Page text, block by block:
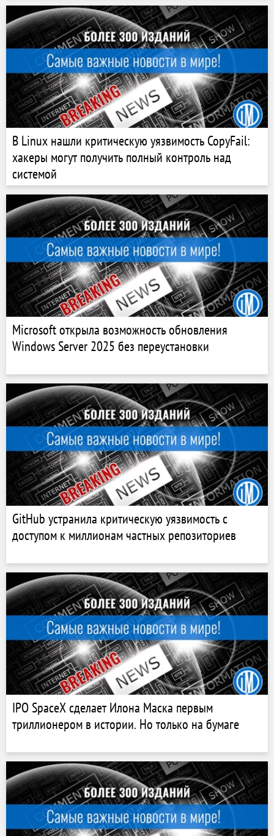
В Linux нашли критическую уязвимость CopyFail:
хакеры могут получить полный контроль над
системой
Microsoft открыла возможность обновления
Windows Server 2025 без переустановки
GitHub устранила критическую уязвимость с
доступом к миллионам частных репозиториев
IPO SpaceX сделает Илона Маска первым
триллионером в истории. Но только на бумаге